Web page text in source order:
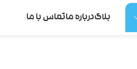
بلاگدرباره ماتماس با ما